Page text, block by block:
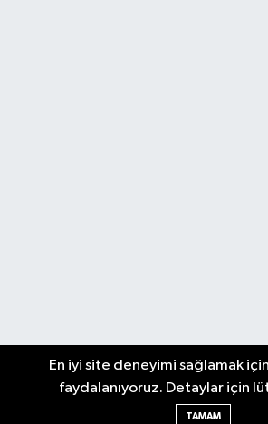
En iyi site deneyimi sağlamak
faydalanıyoruz. Detaylar için
TAMAM